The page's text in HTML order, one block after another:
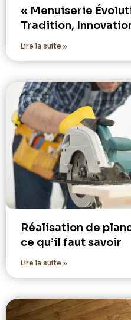
« Menuiserie
Tradition,
Lire la suite »
Réalisation de
ce qu’il faut savoir
Lire la suite »